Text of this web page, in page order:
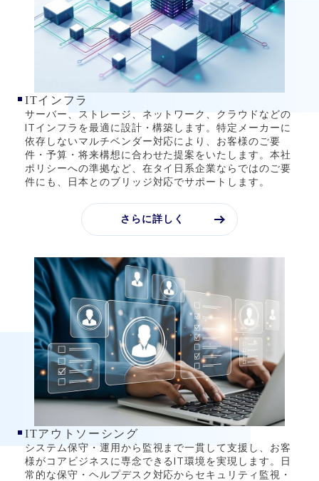
ITインフラ
サーバー、ストレージ、ネットワーク、クラウドなどの
ITインフラを最適に設計・構築します。特定メーカーに
依存しないマルチベンダー対応により、お客様のご要
件・予算・将来構想に合わせた提案をいたします。本社
ポリシーへの準拠など、在タイ日系企業ならではのご要
件にも、日本とのブリッジ対応でサポートします。
さらに詳しく
ITアウトソーシング
システム保守・運用から監視まで一貫して支援し、お客
様がコアビジネスに専念できるIT環境を実現します。日
常的な保守・ヘルプデスク対応からセキュリティ監視・